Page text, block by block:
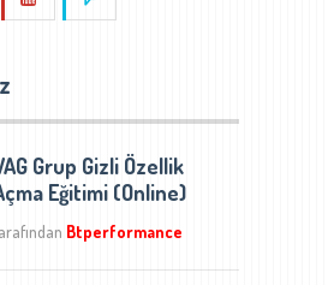
Grup Gizli Özellik
Eğitimi (Online)
Btperformance